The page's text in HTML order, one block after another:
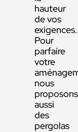
hauteur
de vos
exigences.
Pour
parfaire
votre
nous
proposons
aussi
des
pergolas